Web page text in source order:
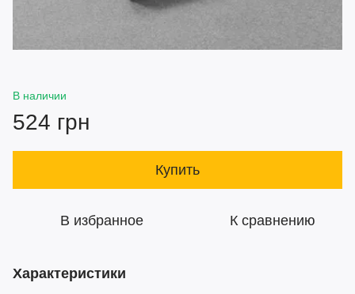
В наличии
524 грн
Купить
В избранное К сравнению
Характеристики